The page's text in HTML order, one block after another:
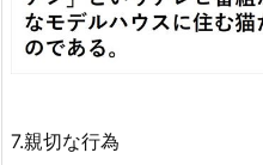
7.親切な行為